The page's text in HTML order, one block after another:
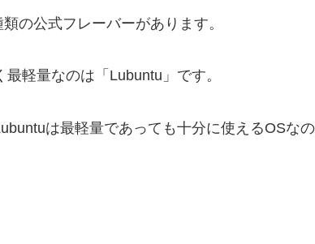
の公式フレーバーがあります。
軽量なのは「Lubuntu」です。
は最軽量であっても十分に使えるOSな